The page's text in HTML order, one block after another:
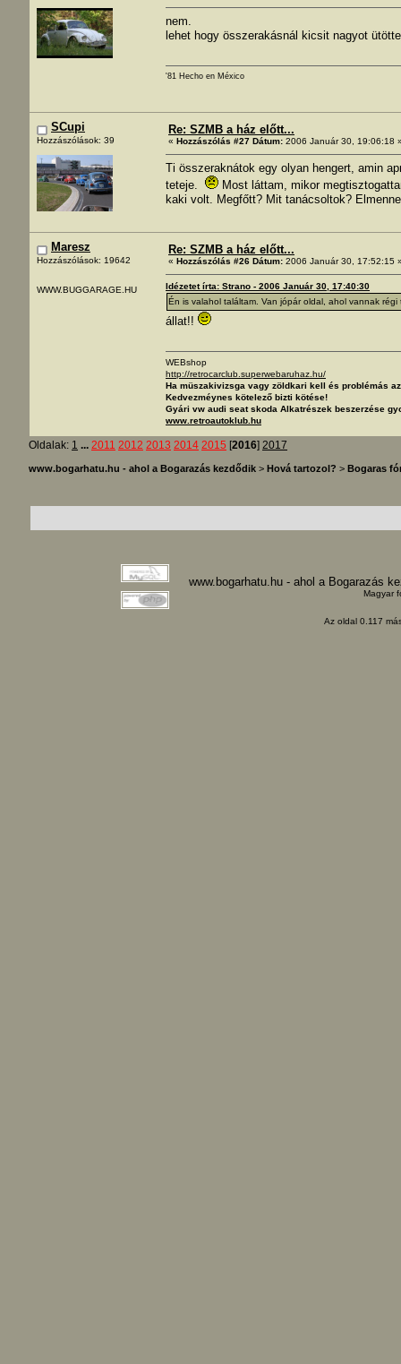
nem.
lehet hogy összerakásnál kicsit nagyot
'81 Hecho en México
SCupi
Hozzászólások: 39
Re: SZMB a ház előtt...
« Hozzászólás #27 Dátum: 2006 Január 30, 19:06:18
Ti összeraknátok egy olyan hengert, amin
teteje.
Most láttam, mikor
kaki volt. Megfőtt? Mit tanácsoltok?
Maresz
Hozzászólások: 19642
WWW.BUGGARAGE.HU
Re: SZMB a ház előtt...
« Hozzászólás #26 Dátum: 2006 Január 30, 17:52:15
Idézetet írta: Strano - 2006 Január 30, 17:40:30
Én is valahol találtam. Van jópár oldal, ahol vannak régi
állat!!
WEBshop
http://retrocarclub.superwebaruhaz.hu/
Ha müszakivizsga vagy zöldkari kell és problémás
Kedvezméynes kötelező bizti kötése!
Gyári vw audi seat skoda Alkatrészek beszerzése
www.retroautoklub.hu
Oldalak: 1 ... 2011 2012 2013 2014 2015 [2016] 2017
www.bogarhatu.hu - ahol a Bogarazás kezdődik > Hová tartozol? > Bogaras
www.bogarhatu.hu - ahol a Bogarazás
Magyar
Az oldal 0.117